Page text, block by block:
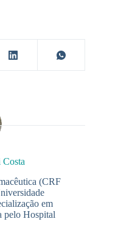
(CRF
em
pelo Hospital